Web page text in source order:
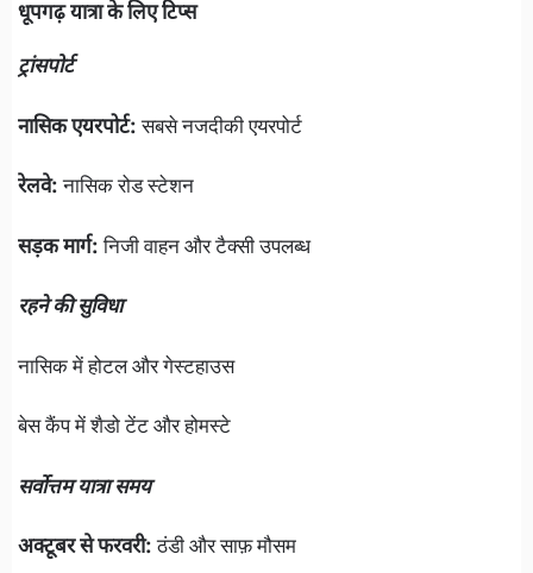
धूपगढ़ यात्रा के लिए टिप्स
ट्रांसपोर्ट
नासिक एयरपोर्ट:सबसे नजदीकी एयरपोर्ट
रेलवे:नासिक रोड स्टेशन
सड़क मार्ग:निजी वाहन और टैक्सी उपलब्ध
रहने की सुविधा
नासिक में होटल और गेस्टहाउस
बेस कैंप में शैडो टेंट और होमस्टे
सर्वोत्तम यात्रा समय
अक्टूबर से फरवरी:ठंडी और साफ़ मौसम